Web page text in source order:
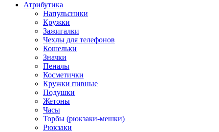
Атрибутика
Напульсники
Кружки
Зажигалки
Чехлы для телефонов
Кошельки
Значки
Пеналы
Косметички
Кружки пивные
Подушки
Жетоны
Часы
Торбы (рюкзаки-мешки)
Рюкзаки